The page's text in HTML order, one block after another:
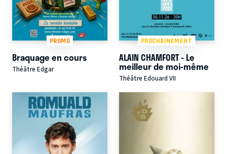
PROMO
Braquage en cours
Théâtre Edgar
PROCHAINEMENT
ALAIN CHAMFORT - Le
meilleur de moi-même
Théâtre Edouard VII